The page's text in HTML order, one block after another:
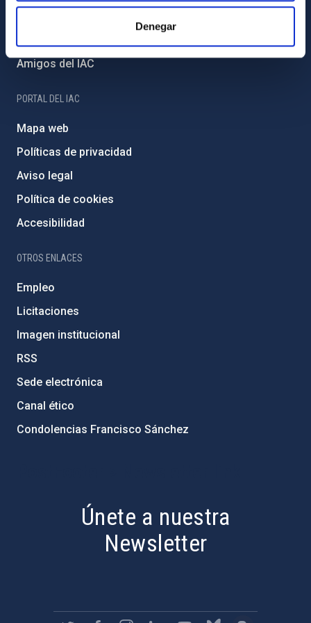
Denegar
Amigos del IAC
PORTAL DEL IAC
Mapa web
Políticas de privacidad
Aviso legal
Política de cookies
Accesibilidad
OTROS ENLACES
Empleo
Licitaciones
Imagen institucional
RSS
Sede electrónica
Canal ético
Condolencias Francisco Sánchez
Únete a nuestra
Newsletter